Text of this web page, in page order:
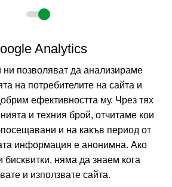
GREECE Покажи на картата
на клиенти)
Analytics
ни позволяват да анализираме
на потребителите на сайта и
ефективността му. Чрез тях
и техния брой, отчитаме кои
и на какъв период от
информация е анонимна. Ако
бисквитки, няма да знаем кога
и използвате сайта.